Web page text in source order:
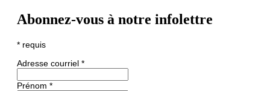
Abonnez-vous à notre infolettre
* requis
Adresse courriel *
Prénom *